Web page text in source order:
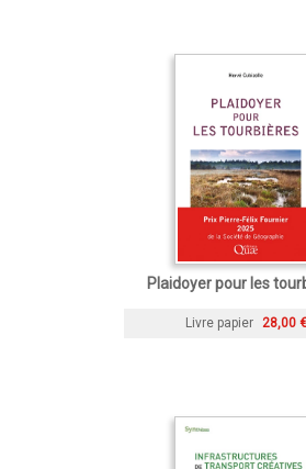
Plaidoyer pour les
Livre papier 28,00 €